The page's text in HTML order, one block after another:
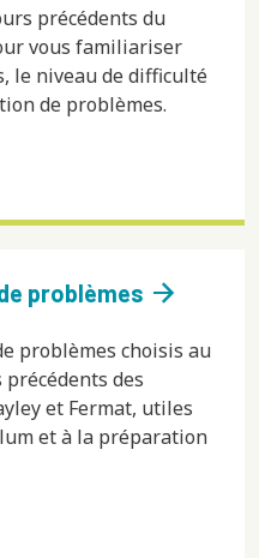
précédents du
vous familiariser
le niveau de difficulté
de problèmes.
problèmes arrow_forward
problèmes choisis au
des
et Fermat, utiles
et à la préparation